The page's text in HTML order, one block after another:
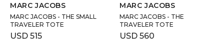
MARC JACOBS
MARC JACOBS - THE SMALL
TRAVELER TOTE
USD 515
MARC JACOBS
MARC JACOBS - THE
TRAVELER TOTE
USD 560